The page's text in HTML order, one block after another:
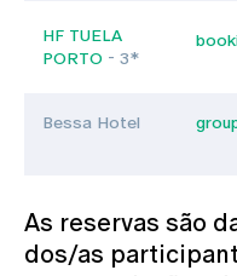
HF TUELA
PORTO - 3*
Bessa Hotel
As reservas são
dos/as